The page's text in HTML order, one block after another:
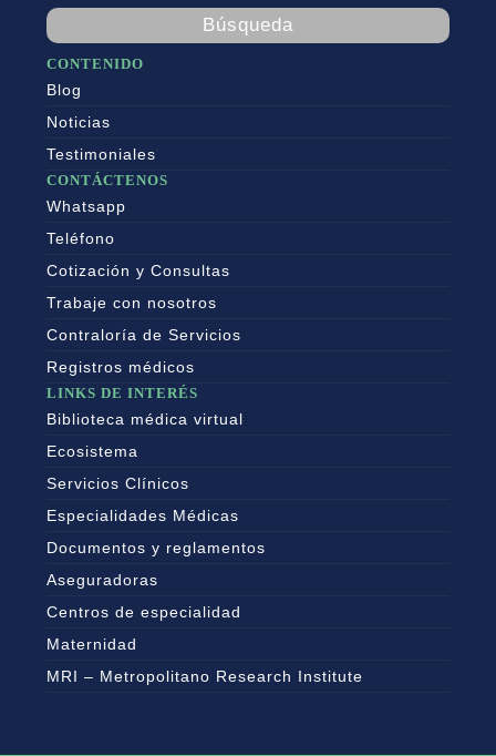
Búsqueda
CONTENIDO
Blog
Noticias
Testimoniales
CONTÁCTENOS
Whatsapp
Teléfono
Cotización y Consultas
Trabaje con nosotros
Contraloría de Servicios
Registros médicos
LINKS DE INTERÉS
Biblioteca médica virtual
Ecosistema
Servicios Clínicos
Especialidades Médicas
Documentos y reglamentos
Aseguradoras
Centros de especialidad
Maternidad
MRI – Metropolitano Research Institute